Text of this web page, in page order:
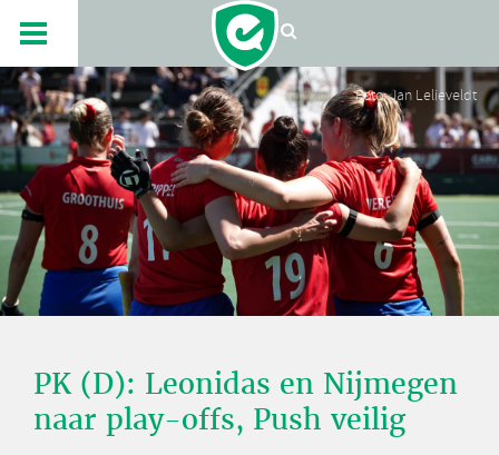
Foto: Jan Lelieveldt
PK (D): Leonidas en Nijmegen
naar play-offs, Push veilig